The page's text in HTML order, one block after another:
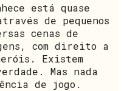
está quase
de pequenos
cenas de
com direito a
Existem
Mas nada
de jogo.